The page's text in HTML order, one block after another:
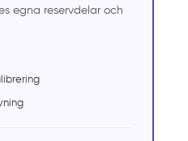
egna reservdelar och